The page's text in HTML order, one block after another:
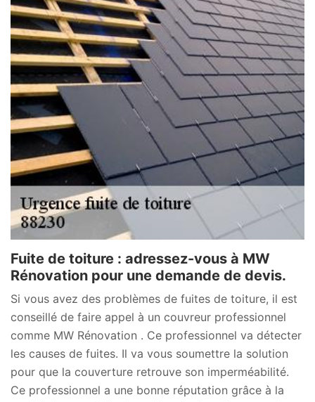
Fuite de toiture : adressez-vous à MW
Rénovation pour une demande de devis.
Si vous avez des problèmes de fuites de toiture, il est
conseillé de faire appel à un couvreur professionnel
comme MW Rénovation . Ce professionnel va détecter
les causes de fuites. Il va vous soumettre la solution
pour que la couverture retrouve son imperméabilité.
Ce professionnel a une bonne réputation grâce à la